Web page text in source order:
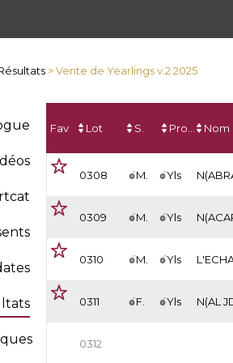
> Vente de Yearlings v.2 2025
Fav Lot S. Nom
0308 M. Yls
0309 M. Yls
0310 M. Yls
0311 F. Yls
0312